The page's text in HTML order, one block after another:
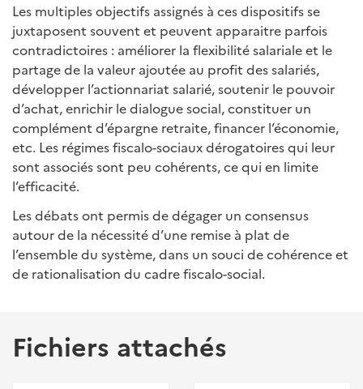
Les multiples objectifs assignés à ces dispositifs se
juxtaposent souvent et peuvent apparaitre parfois
contradictoires : améliorer la flexibilité salariale et le
partage de la valeur ajoutée au profit des salariés,
développer l’actionnariat salarié, soutenir le pouvoir
d’achat, enrichir le dialogue social, constituer un
complément d’épargne retraite, financer l’économie,
etc. Les régimes fiscalo-sociaux dérogatoires qui leur
sont associés sont peu cohérents, ce qui en limite
l’efficacité.
Les débats ont permis de dégager un consensus
autour de la nécessité d’une remise à plat de
l’ensemble du système, dans un souci de cohérence et
de rationalisation du cadre fiscalo-social.
Fichiers attachés